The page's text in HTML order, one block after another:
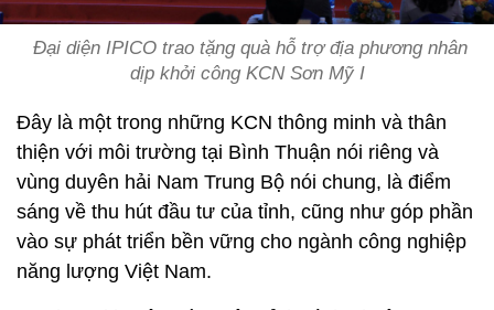
Đại diện IPICO trao tặng quà hỗ trợ địa phương nhân
dịp khởi công KCN Sơn Mỹ I
Đây là một trong những KCN thông minh và thân
thiện với môi trường tại Bình Thuận nói riêng và
vùng duyên hải Nam Trung Bộ nói chung, là điểm
sáng về thu hút đầu tư của tỉnh, cũng như góp phần
vào sự phát triển bền vững cho ngành công nghiệp
năng lượng Việt Nam.